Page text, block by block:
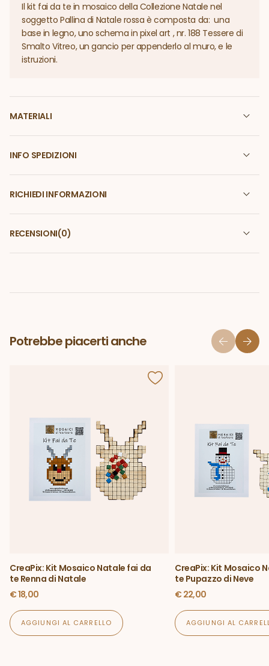
MATERIALI
INFO SPEDIZIONI
RICHIEDI INFORMAZIONI
RECENSIONI(0)
Il kit fai da te in mosaico della Collezione Natale nel
soggetto Pallina di Natale rossa è composta da: una
base in legno, uno schema in pixel art , nr. 188 Tessere di
Smalto Vitreo, un gancio per appenderlo al muro, e le
istruzioni.
Potrebbe piacerti anche
CreaPix: Kit Mosaico Natale fai da
te Renna di Natale
€18,00
AGGIUNGI AL CARRELLO
CreaPix: Kit Mosaico
te Pupazzo di Neve
€22,00
AGGIUNGI AL